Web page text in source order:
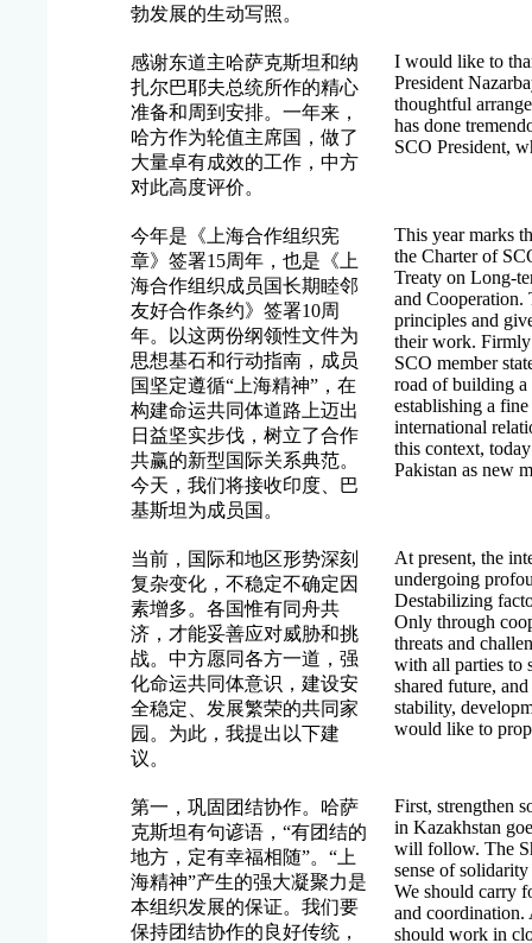
勃发展的生动写照。
感谢东道主哈萨克斯坦和纳
扎尔巴耶夫总统所作的精心
准备和周到安排。一年来，
哈方作为轮值主席国，做了
大量卓有成效的工作，中方
对此高度评价。
I would like to
President
thoughtful
has done
SCO President,
今年是《上海合作组织宪
章》签署15周年，也是《上
海合作组织成员国长期睦邻
友好合作条约》签署10周
年。以这两份纲领性文件为
思想基石和行动指南，成员
国坚定遵循“上海精神”，在
构建命运共同体道路上迈出
日益坚实步伐，树立了合作
共赢的新型国际关系典范。
今天，我们将接收印度、巴
基斯坦为成员国。
This year marks
the Charter of
Treaty on Long-
and Cooperation.
principles and
their work. Firmly
SCO member
road of building a
establishing a
international
this context,
Pakistan as new
当前，国际和地区形势深刻
复杂变化，不稳定不确定因
素增多。各国惟有同舟共
济，才能妥善应对威胁和挑
战。中方愿同各方一道，强
化命运共同体意识，建设安
全稳定、发展繁荣的共同家
园。为此，我提出以下建
议。
At present, the
undergoing
Destabilizing
Only through
threats and
with all parties to
shared future,
stability,
would like to
第一，巩固团结协作。哈萨
克斯坦有句谚语，“有团结的
地方，定有幸福相随”。“上
海精神”产生的强大凝聚力是
本组织发展的保证。我们要
保持团结协作的良好传统，
First, strengthen
in Kazakhstan
will follow. The
sense of
We should carry
and coordination.
should work in